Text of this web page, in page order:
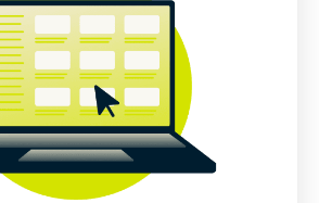
Kanady kontra ExpressVPN
Kanady, które pomagają chronić